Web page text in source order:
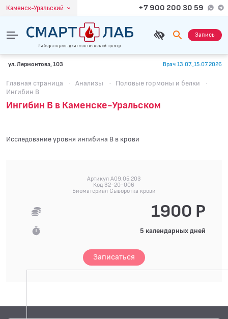
Каменск-Уральский +7 900 200 30 59
Запись
ул. Лермонтова, 103 Врач 13.07.,15.07.2026
Главная страница · Анализы · Половые гормоны и белки
·
Ингибин В
Ингибин В в Каменске-Уральском
Исследование уровня ингибина B в крови
Артикул A09.05.203
Код 32-20-006
Биоматериал Сыворотка крови
1900 Р
5 календарных дней
Записаться